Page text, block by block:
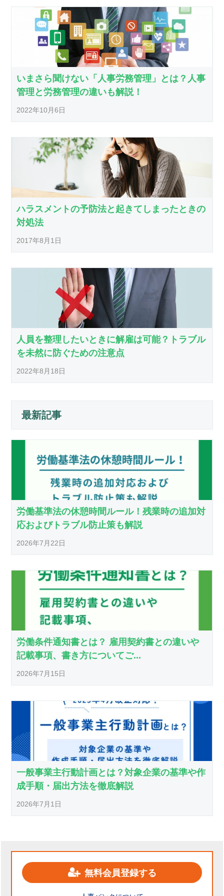
いまさら聞けない「人事労務管理」とは？人事
管理と労務管理の違いも解説！
2022年10月6日
ハラスメントの予防法と起きてしまったときの
対処法
2017年8月1日
人員を整理したいときに解雇は可能？トラブル
を未然に防ぐための注意点
2022年8月18日
最新記事
労働基準法の休憩時間ルール！残業時の追加対
応およびトラブル防止策も解説
2026年7月22日
労働条件通知書とは？ 雇用契約書との違いや
記載事項、書き方についてご...
2026年7月15日
一般事業主行動計画とは？対象企業の基準や作
成手順・届出方法を徹底解説
2026年7月1日
無料会員登録する